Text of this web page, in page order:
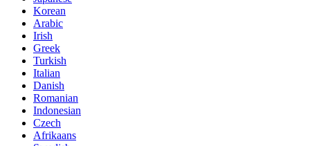
Korean
Arabic
Irish
Greek
Turkish
Italian
Danish
Romanian
Indonesian
Czech
Afrikaans